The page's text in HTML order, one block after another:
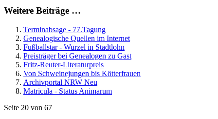
Weitere Beiträge …
Terminabsage - 77.Tagung
Genealogische Quellen im Internet
Fußballstar - Wurzel in Stadtlohn
Preisträger bei Genealogen zu Gast
Fritz-Reuter-Literaturpreis
Von Schweinejungen bis Kötterfrauen
Archivportal NRW Neu
Matricula - Status Animarum
Seite 20 von 67